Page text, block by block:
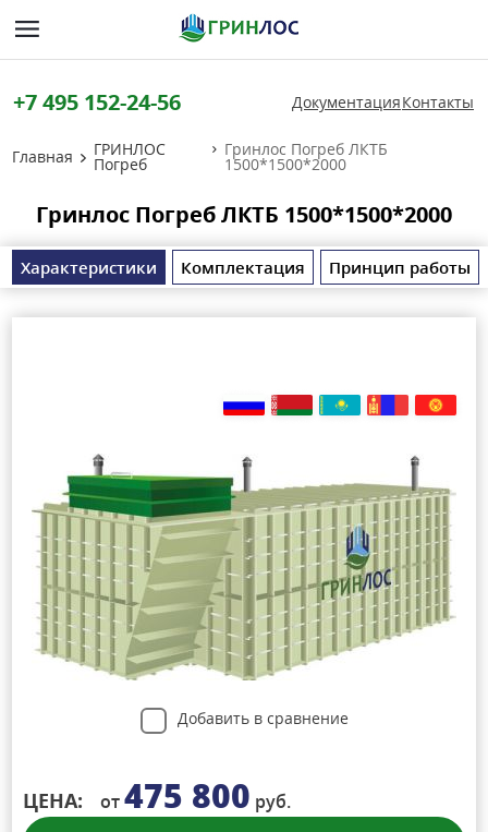
+7 495 152-24-56 ДокументацияКонтакты
Главная ГРИНЛОС
Погреб
Гринлос Погреб ЛКТБ
1500*1500*2000
Гринлос Погреб ЛКТБ 1500*1500*2000
Характеристики Комплектация Принцип работы
Добавить в сравнение
ЦЕНА: от475 800 руб.